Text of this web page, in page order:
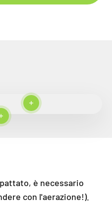
saperne di più
Per saperne di più
Per saperne di più
saperne di più
è necessario
con l'aerazione!).